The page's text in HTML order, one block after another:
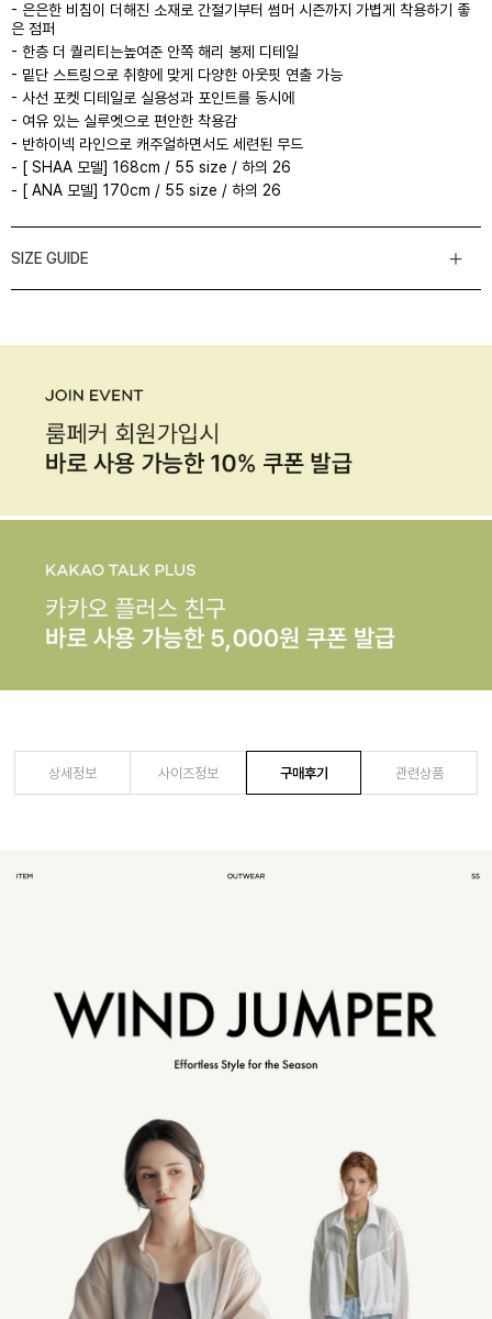
- 은은한 비침이 더해진 소재로 간절기부터 썸머 시즌까지 가볍게 착용하기 좋
은 점퍼
- 한층 더 퀄리티는높여준 안쪽 해리 봉제 디테일
- 밑단 스트링으로 취향에 맞게 다양한 아웃핏 연출 가능
- 사선 포켓 디테일로 실용성과 포인트를 동시에
- 여유 있는 실루엣으로 편안한 착용감
- 반하이넥 라인으로 캐주얼하면서도 세련된 무드
- [ SHAA 모델] 168cm / 55 size / 하의 26
- [ ANA 모델] 170cm / 55 size / 하의 26
SIZE GUIDE
상세정보 사이즈정보 구매후기 관련상품